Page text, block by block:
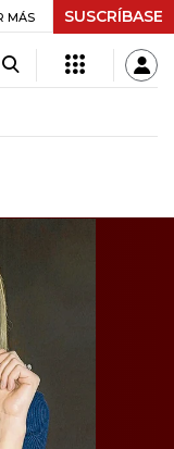
+$ 0,05 +0,01%
MÁS SUSCRÍBASE